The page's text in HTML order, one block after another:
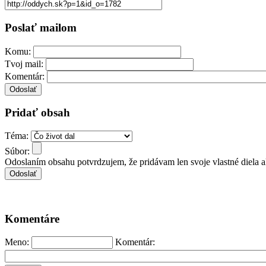
Poslať mailom
Komu:
Tvoj mail:
Komentár:
Pridať obsah
Téma:
Súbor:
Odoslaním obsahu potvrdzujem, že pridávam len svoje vlastné diela
Komentáre
Meno: Komentár: